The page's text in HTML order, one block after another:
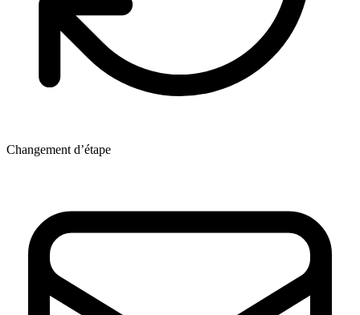
Changement d’étape